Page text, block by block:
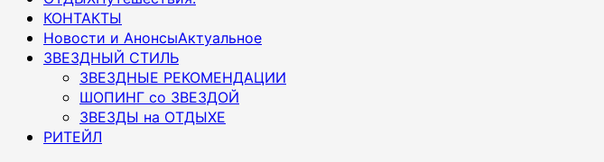
КОНТАКТЫ
Новости и АнонсыАктуальное
ЗВЕЗДНЫЙ СТИЛЬ
ЗВЕЗДНЫЕ РЕКОМЕНДАЦИИ
ШОПИНГ со ЗВЕЗДОЙ
ЗВЕЗДЫ на ОТДЫХЕ
РИТЕЙЛ